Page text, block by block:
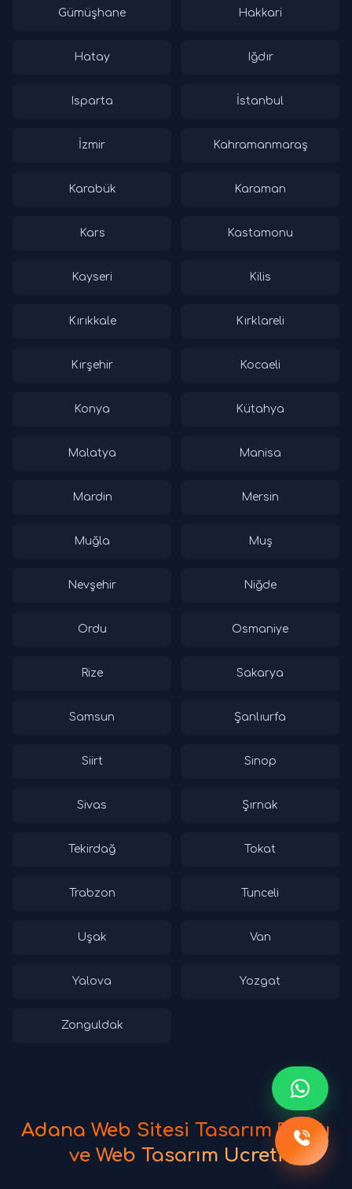
Gümüşhane Hakkari
Hatay Iğdır
Isparta İstanbul
İzmir Kahramanmaraş
Karabük Karaman
Kars Kastamonu
Kayseri Kilis
Kırıkkale Kırklareli
Kırşehir Kocaeli
Konya Kütahya
Malatya Manisa
Mardin Mersin
Muğla Muş
Nevşehir Niğde
Ordu Osmaniye
Rize Sakarya
Samsun Şanlıurfa
Siirt Sinop
Sivas Şırnak
Tekirdağ Tokat
Trabzon Tunceli
Uşak Van
Yalova Yozgat
Zonguldak
Adana Web Sitesi Tasarım Fiyatı
ve Web Tasarım Ücreti